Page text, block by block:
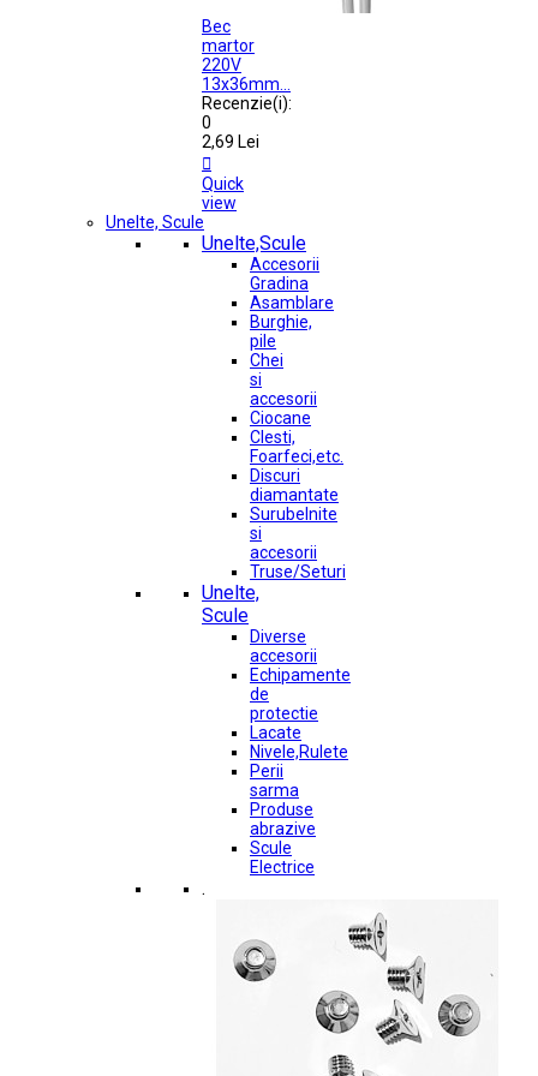
Bec
martor
220V
13x36mm...
Recenzie(i):
0
2,69 Lei

Quick
view
Unelte, Scule
Unelte,Scule
Accesorii
Gradina
Asamblare
Burghie,
pile
Chei
si
accesorii
Ciocane
Clesti,
Foarfeci,etc.
Discuri
diamantate
Surubelnite
si
accesorii
Truse/Seturi
Unelte,
Scule
Diverse
accesorii
Echipamente
de
protectie
Lacate
Nivele,Rulete
Perii
sarma
Produse
abrazive
Scule
Electrice
.